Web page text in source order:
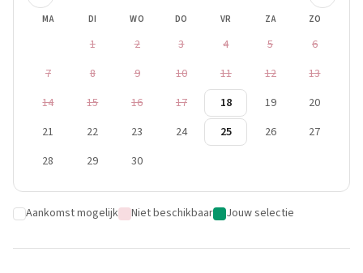
MA DI WO DO VR ZA ZO
1 2 3 4 5
6
7
8 9 10 11 12
13
14
15 16 17 18 19
20
21
22 23 24 25 26
27
28
29 30
Aankomst mogelijk Niet beschikbaar Jouw selectie